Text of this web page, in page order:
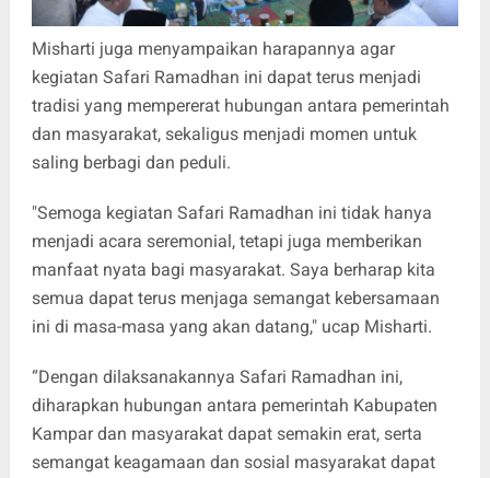
Misharti juga menyampaikan harapannya agar
kegiatan Safari Ramadhan ini dapat terus menjadi
tradisi yang mempererat hubungan antara pemerintah
dan masyarakat, sekaligus menjadi momen untuk
saling berbagi dan peduli.
"Semoga kegiatan Safari Ramadhan ini tidak hanya
menjadi acara seremonial, tetapi juga memberikan
manfaat nyata bagi masyarakat. Saya berharap kita
semua dapat terus menjaga semangat kebersamaan
ini di masa-masa yang akan datang," ucap Misharti.
“Dengan dilaksanakannya Safari Ramadhan ini,
diharapkan hubungan antara pemerintah Kabupaten
Kampar dan masyarakat dapat semakin erat, serta
semangat keagamaan dan sosial masyarakat dapat